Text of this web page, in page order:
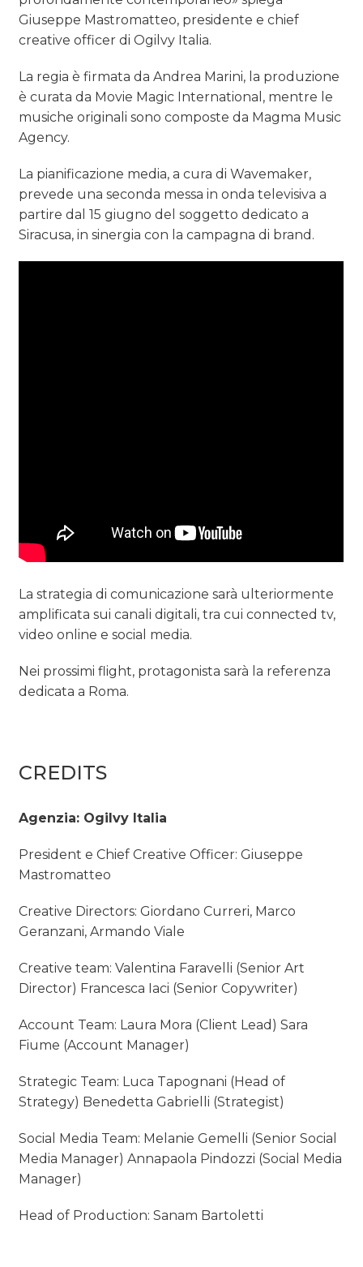
Giuseppe Mastromatteo, presidente e chief
creative officer di Ogilvy Italia.
La regia è firmata da Andrea Marini, la produzione
è curata da Movie Magic International, mentre le
musiche originali sono composte da Magma Music
Agency.
La pianificazione media, a cura di Wavemaker,
prevede una seconda messa in onda televisiva a
partire dal 15 giugno del soggetto dedicato a
Siracusa, in sinergia con la campagna di brand.
La strategia di comunicazione sarà ulteriormente
amplificata sui canali digitali, tra cui connected tv,
video online e social media.
Nei prossimi flight, protagonista sarà la referenza
dedicata a Roma.
CREDITS
Agenzia: Ogilvy Italia
President e Chief Creative Officer: Giuseppe
Mastromatteo
Creative Directors: Giordano Curreri, Marco
Geranzani, Armando Viale
Creative team: Valentina Faravelli (Senior Art
Director) Francesca Iaci (Senior Copywriter)
Account Team: Laura Mora (Client Lead) Sara
Fiume (Account Manager)
Strategic Team: Luca Tapognani (Head of
Strategy) Benedetta Gabrielli (Strategist)
Social Media Team: Melanie Gemelli (Senior Social
Media Manager) Annapaola Pindozzi (Social Media
Manager)
Head of Production: Sanam Bartoletti